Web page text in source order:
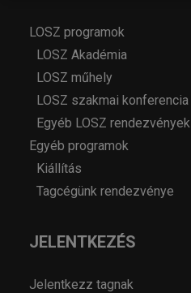
LOSZ programok
LOSZ Akadémia
LOSZ műhely
LOSZ szakmai konferencia
Egyéb LOSZ rendezvények
Egyéb programok
Kiállítás
Tagcégünk rendezvénye
JELENTKEZÉS
Jelentkezz tagnak